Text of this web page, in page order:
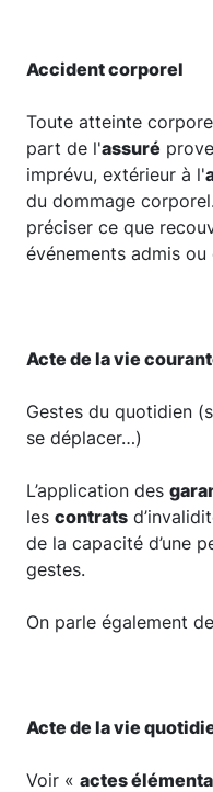
Accident corporel
Toute atteinte
part de l'assuré
imprévu, extérieur à l'
du dommage
préciser ce que
événements admis ou
Acte de la vie
Gestes du quotidien
se déplacer…)
L’application des
les contrats
de la capacité d’une
gestes.
On parle également de
Acte de la vie
Voir « actes